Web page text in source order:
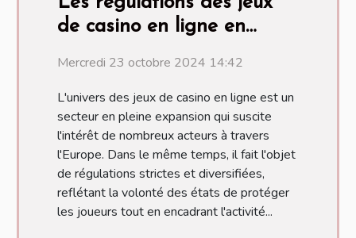
de casino en ligne en
Mercredi 23 octobre 2024 14:42
L'univers des jeux de casino en ligne est un
secteur en pleine expansion qui suscite
l'intérêt de nombreux acteurs à travers
l'Europe. Dans le même temps, il fait l'objet
de régulations strictes et diversifiées,
reflétant la volonté des états de protéger
les joueurs tout en encadrant l'activité...